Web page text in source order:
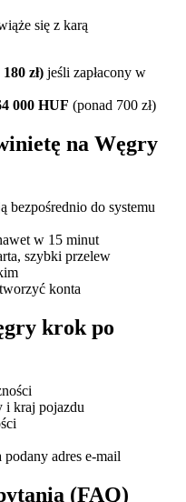
się z karą
zł) jeśli zapłacony w
000 HUF (ponad 700 zł)
na Węgry
bezpośrednio do systemu
w 15 minut
szybki przelew
konta
krok po
i kraj pojazdu
adres e-mail
(FAQ)